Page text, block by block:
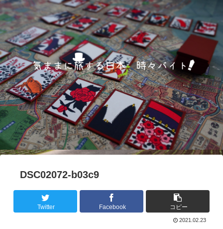
DSC02072-b03c9
Twitter Facebook コピー
2021.02.23